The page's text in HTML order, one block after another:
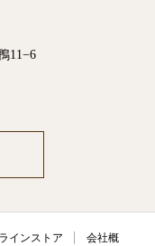
11−6
インストア 会社概